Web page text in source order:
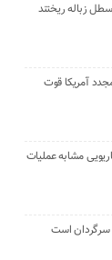
زباله ریختند
آمریکا قوت
مشابه عملیات
سرگردان است